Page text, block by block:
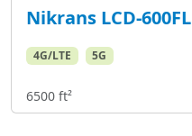
Nikrans LCD-600FL
4G/LTE 5G
6500 ft²